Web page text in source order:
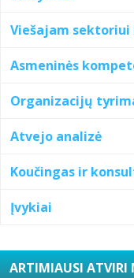
Viešajam
Asmeninės
Organizacijų
Atvejo analizė
Koučingas ir
Įvykiai
ARTIMIAUSI ATVIRI